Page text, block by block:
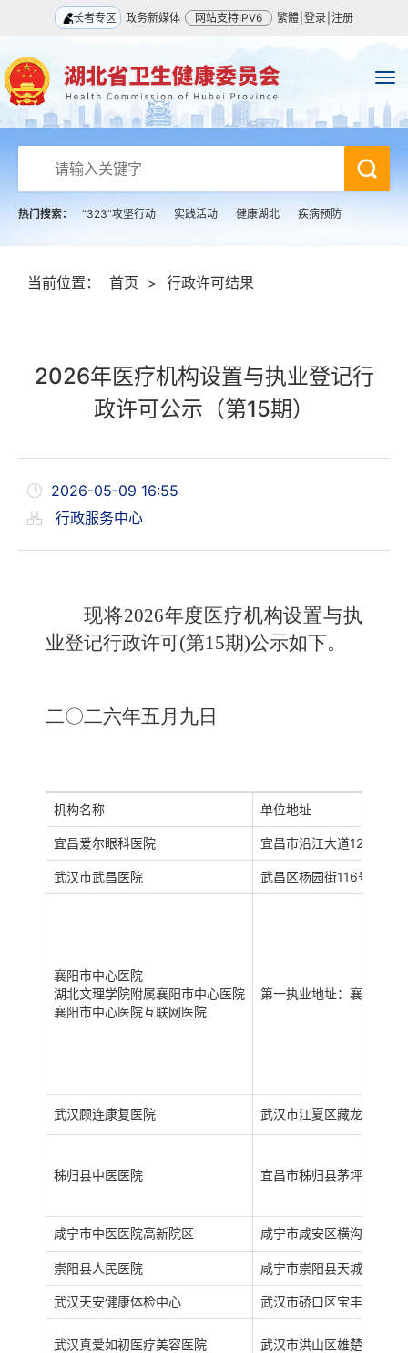
长者专区 政务新媒体 网站支持IPV6 繁體 登录 注册
热门搜索： “323”攻坚行动 实践活动 健康湖北 疾病预防
当前位置： 首页 > 行政许可结果
2026年医疗机构设置与执业登记行
政许可公示（第15期）
2026-05-09 16:55
行政服务中心
现将2026年度医疗机构设置与执
业登记行政许可(第15期)公示如下。
二〇二六年五月九日
机构名称 单位地址
宜昌爱尔眼科医院 宜昌市沿江大道125号
武汉市武昌医院 武昌区杨园街116号；洪
襄阳市中心医院
湖北文理学院附属襄阳市中心医院
襄阳市中心医院互联网医院
第一执业地址：襄阳市襄
武汉顾连康复医院 武汉市江夏区藏龙岛开发
秭归县中医医院 宜昌市秭归县茅坪镇平湖
咸宁市中医医院高新院区 咸宁市咸安区横沟桥镇栗
崇阳县人民医院 咸宁市崇阳县天城镇人民
武汉天安健康体检中心 武汉市硚口区宝丰一路
武汉真爱如初医疗美容医院 武汉市洪山区雄楚大道